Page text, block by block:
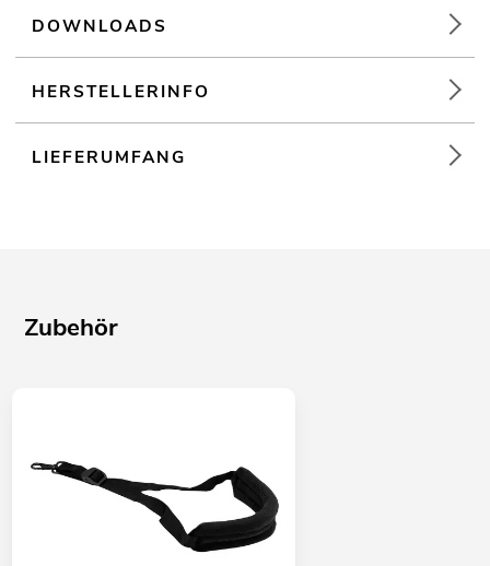
DOWNLOADS
HERSTELLERINFO
LIEFERUMFANG
Zubehör